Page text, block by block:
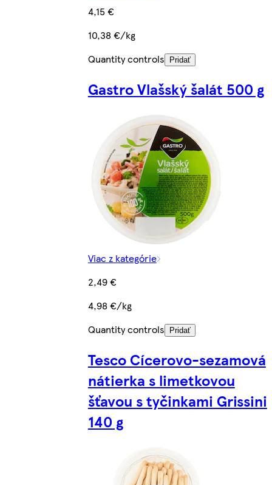
4,15 €
10,38 €/kg
Quantity controls
Pridať
Gastro Vlašský šalát 500 g
Viac z kategórie
2,49 €
4,98 €/kg
Quantity controls
Pridať
Tesco Cícerovo-sezamová
nátierka s limetkovou
šťavou s tyčinkami Grissini
140 g